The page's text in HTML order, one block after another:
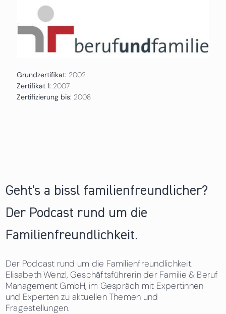
Grundzertifikat: 2002
Zertifikat 1: 2007
Zertifizierung bis: 2008
Geht's a bissl familienfreundlicher?
Der Podcast rund um die
Familienfreundlichkeit.
Der Podcast rund um die Familienfreundlichkeit.
Elisabeth Wenzl, Geschäftsführerin der Familie & Beruf
Management GmbH, im Gespräch mit Expertinnen
und Experten zu aktuellen Themen und
Fragestellungen.